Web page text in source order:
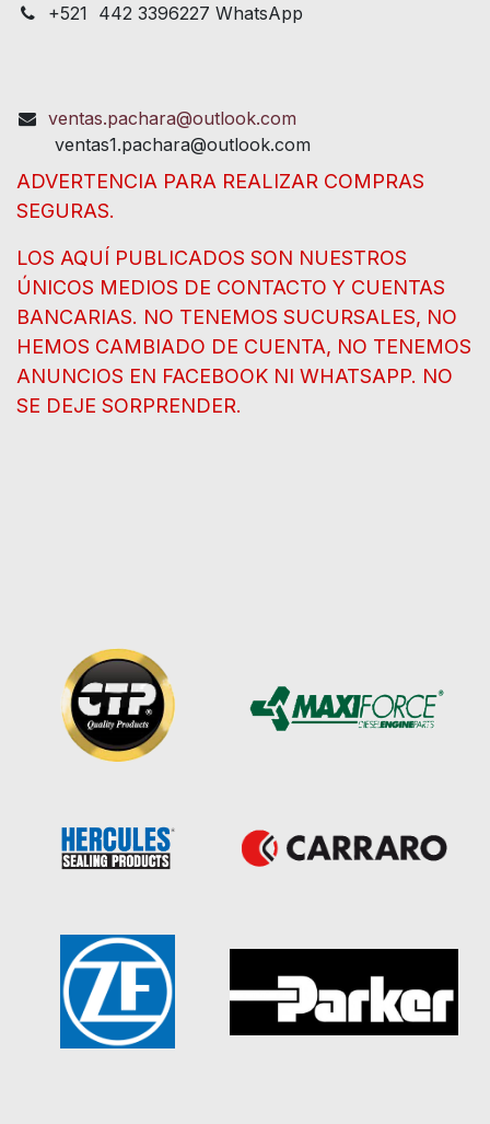
+521 442 3396227 WhatsApp
ventas.pachara@outlook.com
ventas1.pachara@outlook.com
ADVERTENCIA PARA REALIZAR COMPRAS
SEGURAS.
LOS AQUÍ PUBLICADOS SON NUESTROS
ÚNICOS MEDIOS DE CONTACTO Y CUENTAS
BANCARIAS. NO TENEMOS SUCURSALES, NO
HEMOS CAMBIADO DE CUENTA, NO TENEMOS
ANUNCIOS EN FACEBOOK NI WHATSAPP. NO
SE DEJE SORPRENDER.